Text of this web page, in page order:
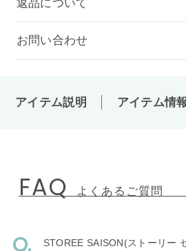
返品について
お問い合わせ
アイテム説明 アイテム情
FAQ よくあるご質問
STOREE SAISON(ストーリー